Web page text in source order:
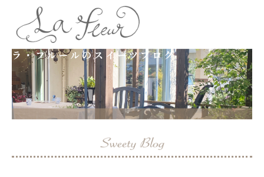
ラ・フルールのスイーツブログ